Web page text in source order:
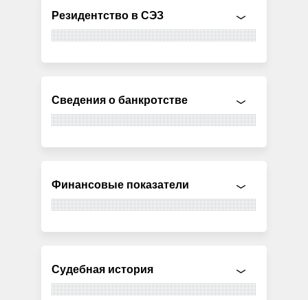
Резидентство в СЭЗ
Сведения о банкротстве
Финансовые показатели
Судебная история